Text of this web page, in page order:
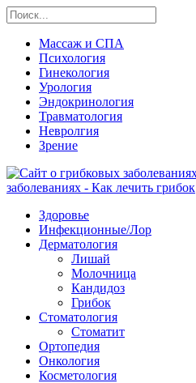
Массаж и СПА
Психология
Гинекология
Урология
Эндокринология
Травматология
Невролгия
Зрение
заболеваниях - Как лечить грибок
Здоровье
Инфекционные/Лор
Дерматология
Лишай
Молочница
Кандидоз
Грибок
Стоматология
Стоматит
Ортопедия
Онкология
Косметология